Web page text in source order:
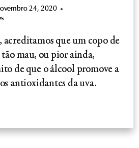
24, 2020
que um copo de
mau, ou pior ainda,
de que o álcool promove a
antioxidantes da uva.